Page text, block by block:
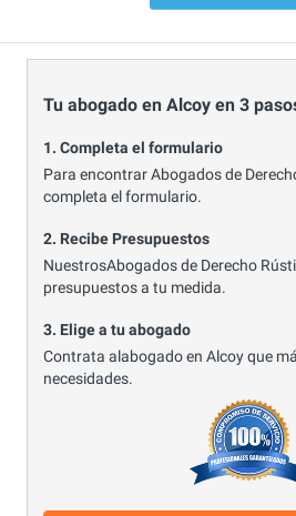
Tu abogado en Alcoy en 3
1. Completa el formulario
Para encontrar Abogados de
completa el formulario.
2. Recibe Presupuestos
NuestrosAbogados de Derecho
presupuestos a tu medida.
3. Elige a tu abogado
Contrata alabogado en Alcoy que
necesidades.